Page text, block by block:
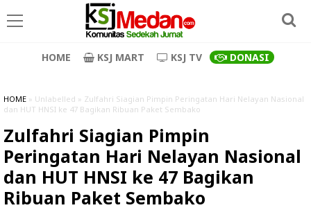
HOME KSJ MART KSJ TV DONASI
HOME » Unlabelled » Zulfahri Siagian Pimpin Peringatan Hari Nelayan Nasional
dan HUT HNSI ke 47 Bagikan Ribuan Paket Sembako
Zulfahri Siagian Pimpin
Peringatan Hari Nelayan Nasional
dan HUT HNSI ke 47 Bagikan
Ribuan Paket Sembako